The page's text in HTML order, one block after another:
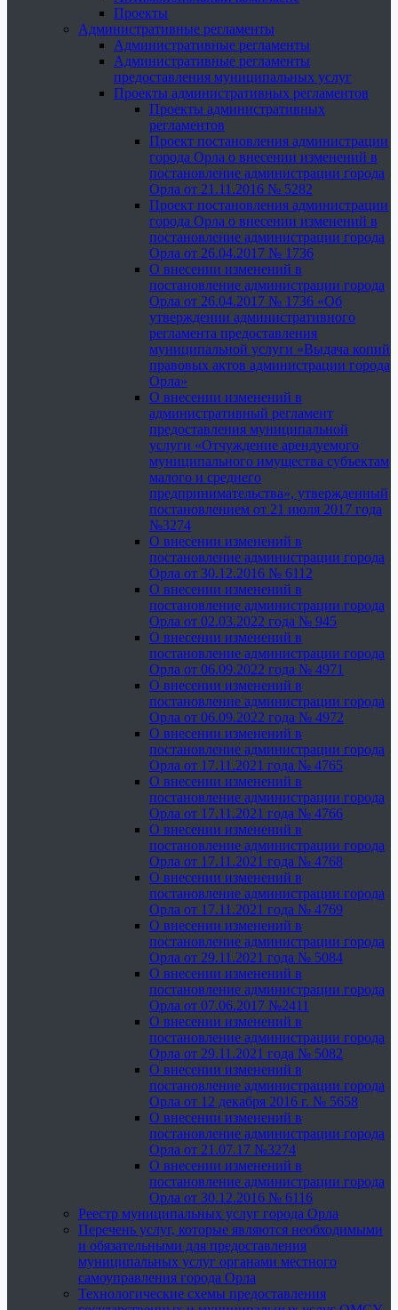
Проекты
Административные регламенты
Административные регламенты
Административные регламенты
предоставления муниципальных услуг
Проекты административных регламентов
Проекты административных
регламентов
Проект постановления администрации
города Орла о внесении изменений в
постановление администрации города
Орла от 21.11.2016 № 5282
Проект постановления администрации
города Орла о внесении изменений в
постановление администрации города
Орла от 26.04.2017 № 1736
О внесении изменений в
постановление администрации города
Орла от 26.04.2017 № 1736 «Об
утверждении административного
регламента предоставления
муниципальной услуги «Выдача копий
правовых актов администрации города
Орла»
О внесении изменений в
административный регламент
предоставления муниципальной
услуги «Отчуждение арендуемого
муниципального имущества субъектам
малого и среднего
предпринимательства», утвержденный
постановлением от 21 июля 2017 года
№3274
О внесении изменений в
постановление администрации города
Орла от 30.12.2016 № 6112
О внесении изменений в
постановление администрации города
Орла от 02.03.2022 года № 945
О внесении изменений в
постановление администрации города
Орла от 06.09.2022 года № 4971
О внесении изменений в
постановление администрации города
Орла от 06.09.2022 года № 4972
О внесении изменений в
постановление администрации города
Орла от 17.11.2021 года № 4765
О внесении изменений в
постановление администрации города
Орла от 17.11.2021 года № 4766
О внесении изменений в
постановление администрации города
Орла от 17.11.2021 года № 4768
О внесении изменений в
постановление администрации города
Орла от 17.11.2021 года № 4769
О внесении изменений в
постановление администрации города
Орла от 29.11.2021 года № 5084
О внесении изменений в
постановление администрации города
Орла от 07.06.2017 №2411
О внесении изменений в
постановление администрации города
Орла от 29.11.2021 года № 5082
О внесении изменений в
постановление администрации города
Орла от 12 декабря 2016 г. № 5658
О внесении изменений в
постановление администрации города
Орла от 21.07.17 №3274
О внесении изменений в
постановление администрации города
Орла от 30.12.2016 № 6116
Реестр муниципальных услуг города Орла
Перечень услуг, которые являются необходимыми
и обязательными для предоставления
муниципальных услуг органами местного
самоуправления города Орла
Технологические схемы предоставления